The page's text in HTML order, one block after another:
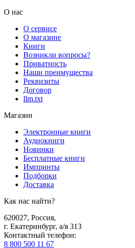
О нас
О сервисе
О магазине
Книги
Возникли вопросы?
Приватность
Наши преимущества
Реквизиты
Договор
llm.txt
Магазин
Электронные книги
Аудиокниги
Новинки
Бесплатные книги
Импринты
Подборки
Доставка
Как нас найти?
620027, Россия,
г. Екатеринбург, а/я 313
Контактный телефон:
8 800 500 11 67